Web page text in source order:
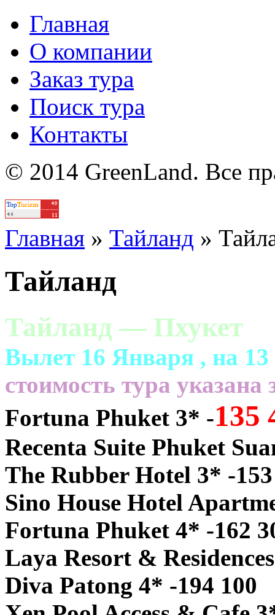
Главная
О компании
Заказ тура
Поиск тура
Контакты
© 2014 GreenLand. Все
Главная » Тайланд »
Тайланд
Тайланд — Пхукет
Вылет 16 Января , на 13
cтоимость тура указана
Fortuna Phuket 3* -135
Recenta Suite Phuket
The Rubber Hotel 3* -
Sino House Hotel
Fortuna Phuket 4* -162
Laya Resort &
Diva Patong 4* -194 100